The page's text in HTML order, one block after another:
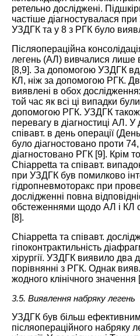
ретельно досліджені.
частіше діагностувалася при
УЗДГК та у 8 з РГК було
Післяопераційна
легень (АЛ) вивчалися лише
[8,9]. За допомогою УЗДГК
КЛ, ніж за допомогою РГК.
виявлені в обох
той час як всі ці випадки
допомогою РГК. УЗДГК
перевагу в діагностиці АЛ. У
співавт. в день операції
було діагностовано проти
діагностовано РГК [9]. Крім
Chiappetta та співавт.
при УЗДГК був помилково
гідропневмоторакс при
дослідженні повна
обстеженнями щодо АЛ і КЛ
[8].
Chiappetta та співавт.
гіпоконтрактильність
хірургії. УЗДГК виявило два
порівнянні з РГК. Однак
жодного клінічного значення [
3.5. Виявлення набряку легень
УЗДГК був більш
післяопераційного набряку